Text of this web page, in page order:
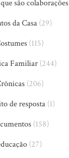
são colaborações
da Casa(29)
(115)
Familiar (244)
(206)
de resposta (1)
(158)
(27)